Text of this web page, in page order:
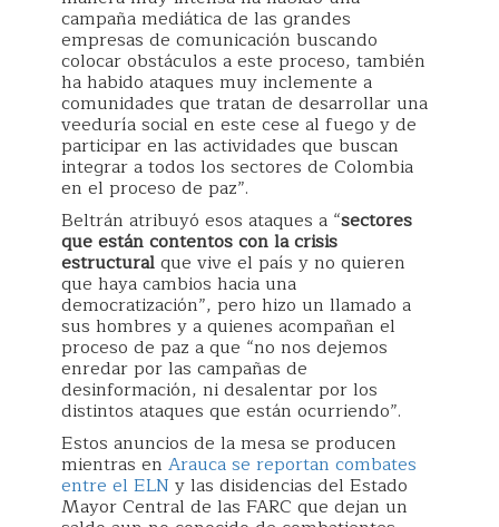
campaña mediática de las grandes
empresas de comunicación buscando
colocar obstáculos a este proceso, también
ha habido ataques muy inclemente a
comunidades que tratan de desarrollar una
veeduría social en este cese al fuego y de
participar en las actividades que buscan
integrar a todos los sectores de Colombia
en el proceso de paz”.
Beltrán atribuyó esos ataques a “sectores
que están contentos con la crisis
estructuralque vive el país y no quieren
que haya cambios hacia una
democratización”, pero hizo un llamado a
sus hombres y a quienes acompañan el
proceso de paz a que “no nos dejemos
enredar por las campañas de
desinformación, ni desalentar por los
distintos ataques que están ocurriendo”.
Estos anuncios de la mesa se producen
mientras en Arauca se reportan combates
entre el ELN y las disidencias del Estado
Mayor Central de las FARC que dejan un